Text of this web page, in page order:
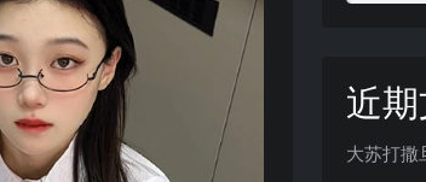
近
大苏打撒